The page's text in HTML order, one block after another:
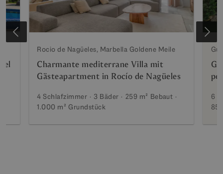
Rocio de Nagüeles, Marbella Goldene Meile
Charmante mediterrane Villa mit
Gästeapartment in Rocío de Nagüeles
4 Schlafzimmer 3 Bäder 259 m² Bebaut
1.000 m² Grundstück
6